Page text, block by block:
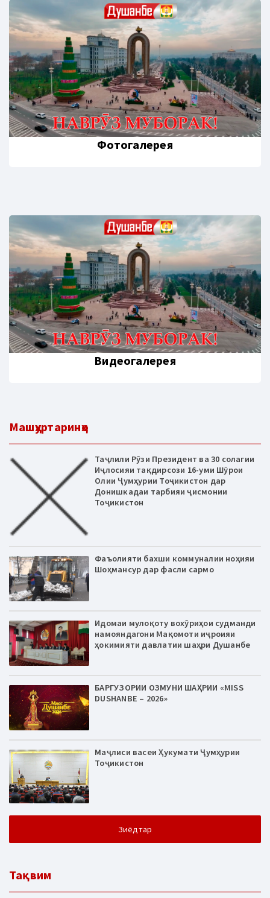
Фотогалерея
Видеогалерея
Машҳуртаринҳо
Таҷлили Рӯзи Президент ва 30 солагии
Иҷлосияи тақдирсози 16-уми Шӯрои
Олии Ҷумҳурии Тоҷикистон дар
Донишкадаи тарбияи ҷисмонии
Тоҷикистон
Фаъолияти бахши коммуналии ноҳияи
Шоҳмансур дар фасли сармо
Идомаи мулоқоту вохӯриҳои судманди
намояндагони Мақомоти иҷроияи
ҳокимияти давлатии шаҳри Душанбе
БАРГУЗОРИИ ОЗМУНИ ШАҲРИИ «MISS
DUSHANBE – 2026»
Маҷлиси васеи Ҳукумати Ҷумҳурии
Тоҷикистон
Зиёдтар
Тақвим